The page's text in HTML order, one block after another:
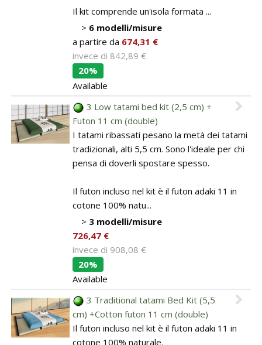
Il kit comprende un'isola formata ...
> 6 modelli/misure
a partire da 674,31 €
invece di 842,89 €
20%
Available
3 Low tatami bed kit (2,5 cm) +
Futon 11 cm (double)
I tatami ribassati pesano la metà dei tatami
tradizionali, alti 5,5 cm. Sono l'ideale per chi
pensa di doverli spostare spesso.
Il futon incluso nel kit è il futon adaki 11 in
cotone 100% natu...
> 3 modelli/misure
726,47 €
invece di 908,08 €
20%
Available
3 Traditional tatami Bed Kit (5,5
cm) +Cotton futon 11 cm (double)
Il futon incluso nel kit è il futon adaki 11 in
cotone 100% naturale.